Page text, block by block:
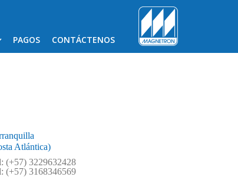
PAGOS CONTÁCTENOS
Atlántica)
(+57) 3229632428
(+57) 3168346569